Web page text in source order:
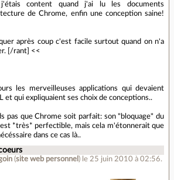
content quand j'ai lu les documents
de Chrome, enfin une conception saine!
après coup c'est facile surtout quand on n'a
[/rant] <<
les merveilleuses applications qui devaient
et qui expliquaient ses choix de conceptions..
pas que Chrome soit parfait: son "bloquage" du
est *très* perfectible, mais cela m'étonnerait que
dans ce cas là..
(site web personnel ) le 25 juin 2010 à 02:56.